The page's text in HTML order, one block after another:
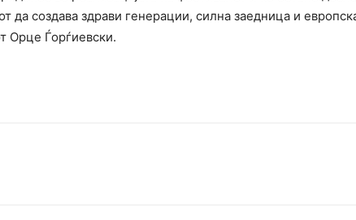
да создава здрави генерации, силна заедница и
Орце Ѓорѓиевски.